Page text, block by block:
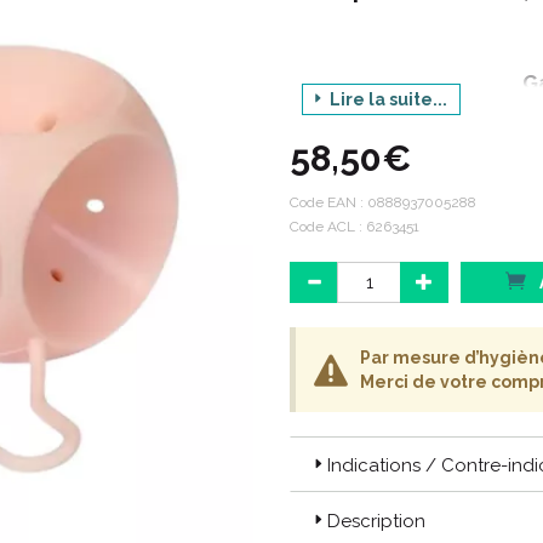
Le pessaire est un petit
quels que soient vos choix.
Attente de la chirurgie.
Préparation à la chirurgie.
Anticipation des effets de la
Lire la suite...
58,50€
Code EAN : 0888937005288
Code ACL : 6263451
Par mesure
Merci de votre
Indications / Contre-
Description